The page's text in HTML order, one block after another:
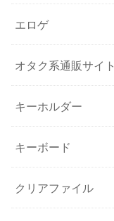
エロゲ
オタク系通販サイト
キーホルダー
キーボード
クリアファイル